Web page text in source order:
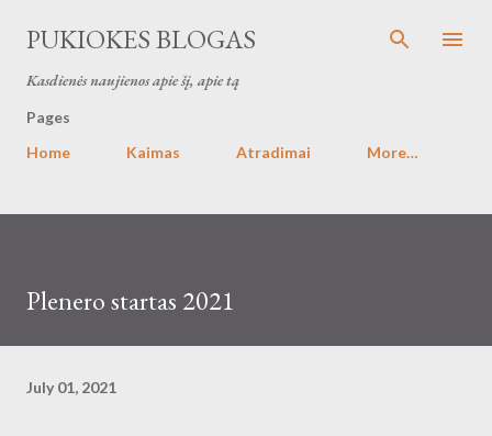
Skip to main content
PUKIOKES BLOGAS
Kasdienės naujienos apie šį, apie tą
Pages
Home
Kaimas Atradimai More…
Plenero startas 2021
July 01, 2021